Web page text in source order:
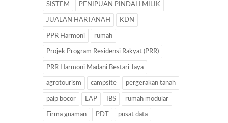
SISTEM PENIPUAN PINDAH MILIK
JUALAN HARTANAH KDN
PPR Harmoni rumah
Projek Program Residensi Rakyat (PRR)
PRR Harmoni Madani Bestari Jaya
agrotourism campsite pergerakan tanah
paip bocor LAP IBS rumah modular
Firma guaman PDT pusat data